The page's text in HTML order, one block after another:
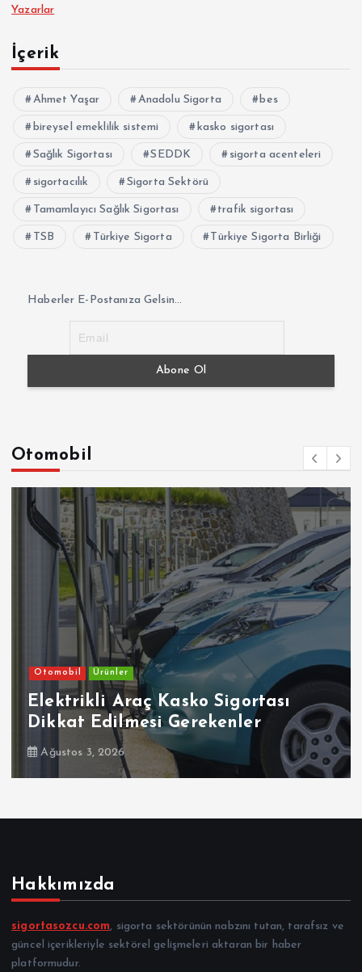
Yazarlar
İçerik
Ahmet Yaşar Anadolu Sigorta bes
bireysel emeklilik sistemi kasko sigortası
Sağlık Sigortası SEDDK sigorta acenteleri
sigortacılık Sigorta Sektörü
Tamamlayıcı Sağlık Sigortası trafik sigortası
TSB Türkiye Sigorta Türkiye Sigorta Birliği
Haberler E-Postanıza Gelsin...
Otomobil
Otomobil Ürünler
Elektrikli Araç Kasko Sigortası
Dikkat Edilmesi Gerekenler
Ağustos 3, 2026
Hakkımızda
sigortasozcu.com, sigorta sektörünün nabzını tutan, tarafsız ve
güncel içerikleriyle sektörel gelişmeleri aktaran bir haber
platformudur.